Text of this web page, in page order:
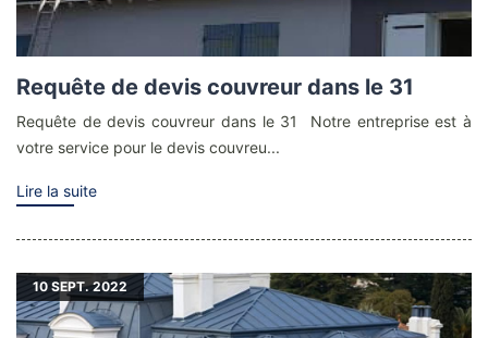
Requête de devis couvreur dans le 31
Requête de devis couvreur dans le 31 Notre entreprise est à
votre service pour le devis couvreu...
Lire la suite
10 SEPT. 2022